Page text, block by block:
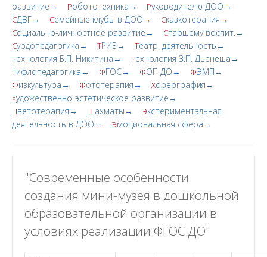
развитие→
Робототехника→ Руководителю ДОО→
СДВГ→ Семейные клубы в ДОО→ Сказкотерапия→
Социально-личностное развитие→ Старшему воспит.→
Сурдопедагогика→ ТРИЗ→ Театр. деятельность→
Технология Б.П. Никитина→ Технология З.П. Дьенеша→
Тифлопедагогика→ ФГОС→ ФОП ДО→ ФЭМП→
Физкультура→ Фототерапия→ Хореография→
Художественно-эстетическое развитие→
Цветотерапия→ Шахматы→ Экспериментальная
деятельность в ДОО→
Эмоциональная сфера→
"Современные особенности
создания мини-музея в дошкольной
образовательной организации в
условиях реализации ФГОС ДО"